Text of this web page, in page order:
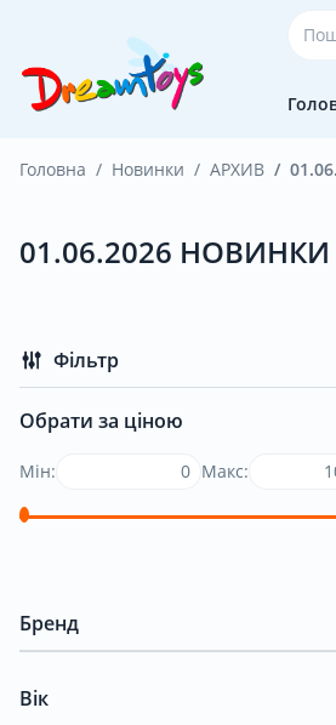
Покупцям
Оплата і
Головна Новинки АРХИВ
01.06.2026
Фільтр
Обрати за ціною
Мін: Макс:
Бренд
Вік